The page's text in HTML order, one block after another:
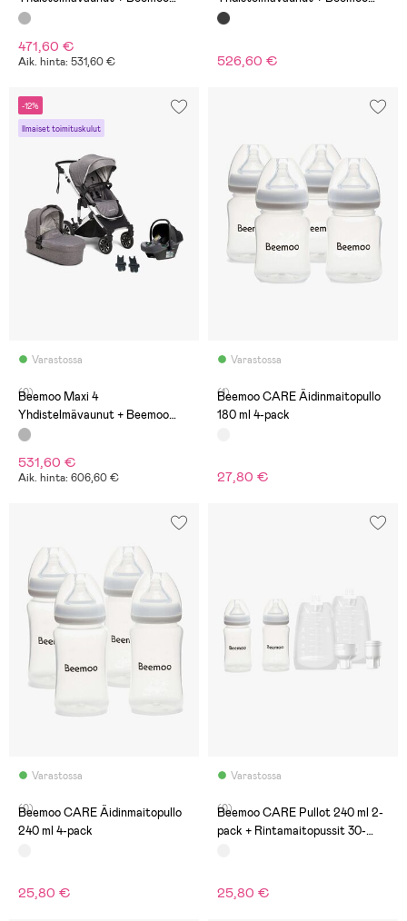
Route i-Size Turvakaukalo, Grey
471,60 €
Aik. hinta: 531,60 €
Route i-Size Turvakaukalo,
526,60 €
-12%
Ilmaiset toimituskulut
Varastossa
(0)
Beemoo Maxi 4
Yhdistelmävaunut + Beemoo
Route i-Size Turvakaukalo, Grey
531,60 €
Aik. hinta: 606,60 €
Varastossa
(1)
Beemoo CARE Äidinmaitopullo
180 ml 4-pack
27,80 €
Varastossa
(0)
Beemoo CARE Äidinmaitopullo
240 ml 4-pack
25,80 €
Varastossa
(0)
Beemoo CARE Pullot 240 ml 2-
pack + Rintamaitopussit 30-
25,80 €